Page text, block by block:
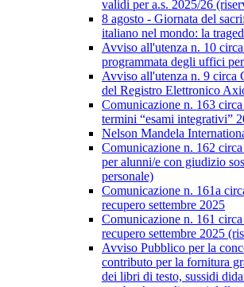
validi per a.s. 2025/26
8 agosto - Giornata del
italiano nel mondo: la
Avviso all'utenza n. 10
programmata degli uffici
Avviso all'utenza n. 9 circa
del Registro Elettronico
Comunicazione n. 163
termini “esami integrativi”
Nelson Mandela
Comunicazione n. 162
per alunni/e con giudizio
personale)
Comunicazione n. 161a
recupero settembre 2025
Comunicazione n. 161
recupero settembre 2025
Avviso Pubblico per la
contributo per la fornitura
dei libri di testo, sussidi